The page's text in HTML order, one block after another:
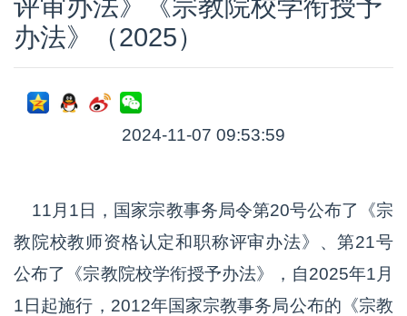
评审办法》《宗教院校学衔授予
办法》（2025）
2024-11-07 09:53:59
11月1日，国家宗教事务局令第20号公布了《宗
教院校教师资格认定和职称评审办法》、第21号
公布了《宗教院校学衔授予办法》，自2025年1月
1日起施行，2012年国家宗教事务局公布的《宗教